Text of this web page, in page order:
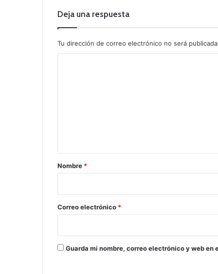
Deja una respuesta
Tu dirección de correo electrónico no será
r
*
Nombre *
Correo electrónico *
Guarda mi nombre, correo electrónico y web en